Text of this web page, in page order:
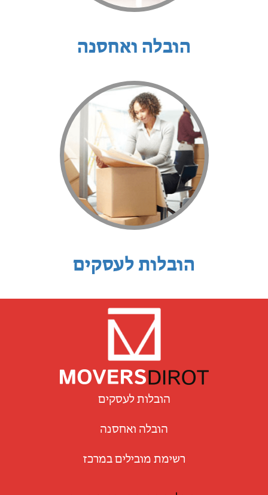
הובלה ואחסנה
הובלות לעסקים
הובלות לעסקים
הובלה ואחסנה
רשימת מובילים במרכז